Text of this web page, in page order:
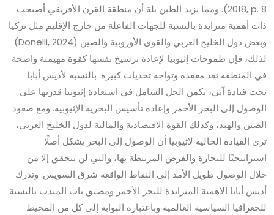
2018, p. 8). ومما يزيد الطين بلة أن منطقة القرن الأفريقي أصبحت
ذات أهمية متزايدة بالنسبة للجهات الفاعلة من خارج الإقليم مثل تركيا
وبعض دول الخليج العربي والقوى الأوروبية والصين (Donelli, 2024).
لذلك، فإن طموحات إثيوبيا لإعادة ترسيخ نفسها كقوة مهيمنة واضحة
في المنطقة تعد معقدة وتواجه تحديات كبيرة. بالنسبة لأديس أبابا
تحت قيادة آبي، يكمن الحل الشامل في استعادة إثيوبيا قدرتها على
الوصول إلى البحر الأحمر وإعادة تأسيس البحرية الإثيوبية. ومع صعود
الصين والهند، وكذلك القوة الاقتصادية والمالية لدول الخليج العربي،
ترى القيادة الحالية لإثيوبيا أن الوصول إلى البحر يشكل أصلًا
استراتيجيًا للتجارة والفرص المرتبطة بها، والتي لن تتحقق إلا من
خلال الوصول طويل الأمد إلى النقاط الواقعة شرق السويس. وتدرك
أديس أبابا الأهمية المتزايدة للبحر الأحمر ومضيق باب المندب بالنسبة
للجغرافيا السياسية العالمية وباعتباره البوابة إلى كل من المحيط